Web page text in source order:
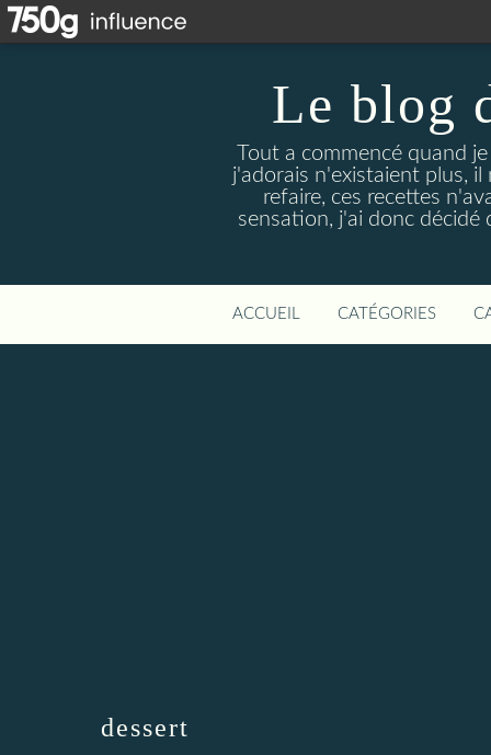
Le blog
Tout a commencé quand
j'adorais n'existaient plus, il
refaire, ces recettes
sensation, j'ai donc décidé
ACCUEIL CATÉGORIES
dessert